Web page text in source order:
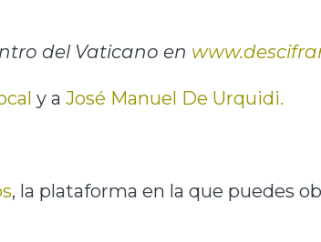
del Vaticano en
y aJosé Manuel De Urquidi.
, la plataforma en la que puedes